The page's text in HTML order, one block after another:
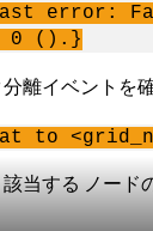
error:
0 ().}
離イベントを
to
当する ノード